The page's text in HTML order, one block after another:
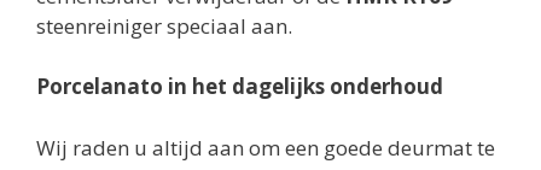
steenreiniger speciaal aan.
Porcelanato in het dagelijks onderhoud
Wij raden u altijd aan om een goede deurmat te